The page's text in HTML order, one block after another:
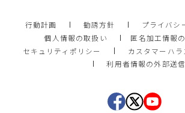
行動計画 勧誘方針
プライバシ
個人情報の取扱い
匿名加工情報
セキュリティポリシー
カスタマーハ
利用者情報の外部送信